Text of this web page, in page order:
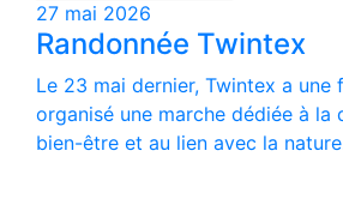
27 mai 2026
Randonnée Twintex
Le 23 mai dernier, Twintex a une
organisé une marche dédiée à la
bien-être et au lien avec la